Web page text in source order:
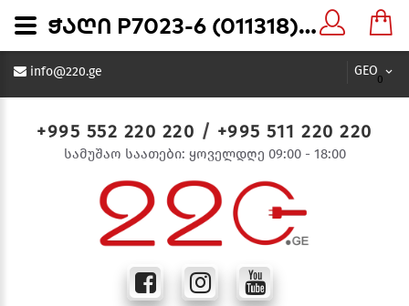
GEO
0
info@220.ge
+995 552 220 220 / +995 511 220 220
სამუშაო საათები: ყოველდღე 09:00 - 18:00
ჭაღი P7023-6 (011318) - 220.ge